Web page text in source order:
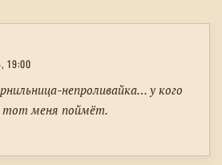
19:00
непроливайка… у кого
тот меня поймёт.